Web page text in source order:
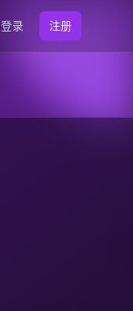
登录 注册